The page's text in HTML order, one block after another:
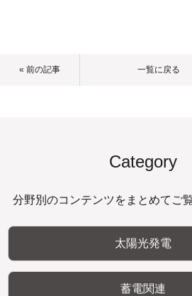
« 前の記事 一覧に戻る
Category
分野別のコンテンツをまとめてご
太陽光発電
蓄電関連